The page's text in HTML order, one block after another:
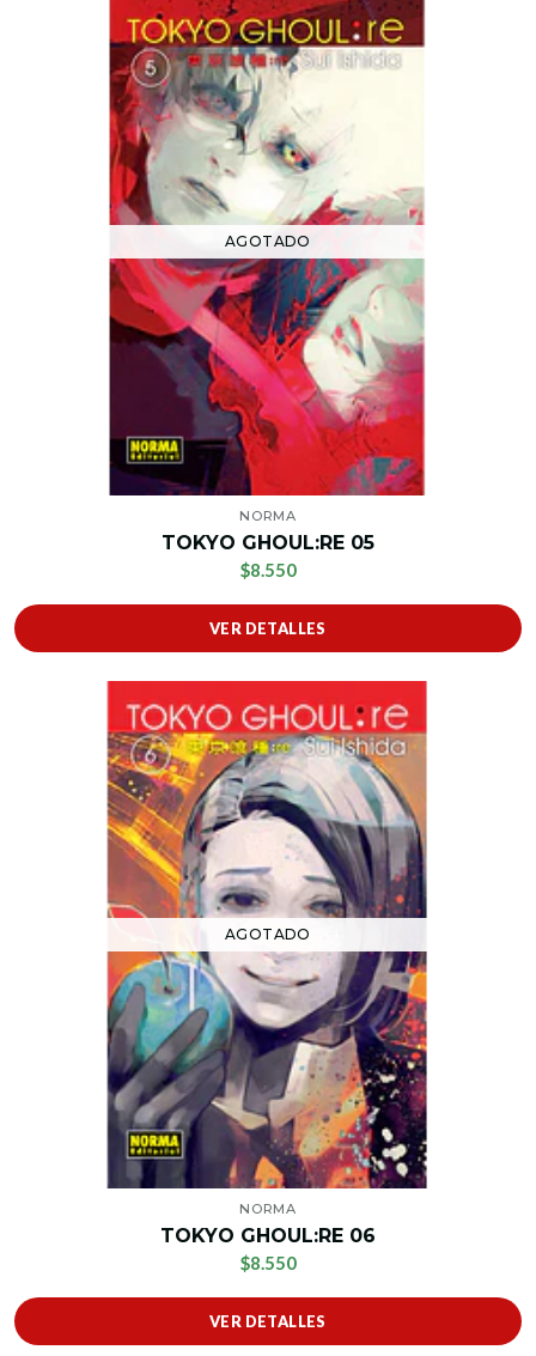
AGOTADO
NORMA
TOKYO GHOUL:RE 05
$8.550
VER DETALLES
AGOTADO
NORMA
TOKYO GHOUL:RE 06
$8.550
VER DETALLES